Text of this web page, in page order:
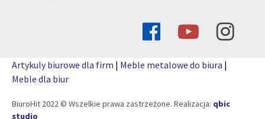
Artykuly biurowe dla firm | Meble metalowe do biura |
Meble dla biur
BiuroHit 2022 © Wszelkie prawa zastrzeżone. Realizacja: qbic
studio